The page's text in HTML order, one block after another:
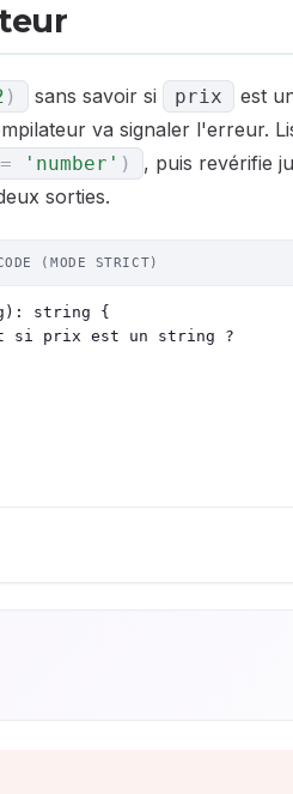
) sans savoir si prix est
va signaler l'erreur.
'number' ) , puis revérifie
sorties.
(MODE STRICT)